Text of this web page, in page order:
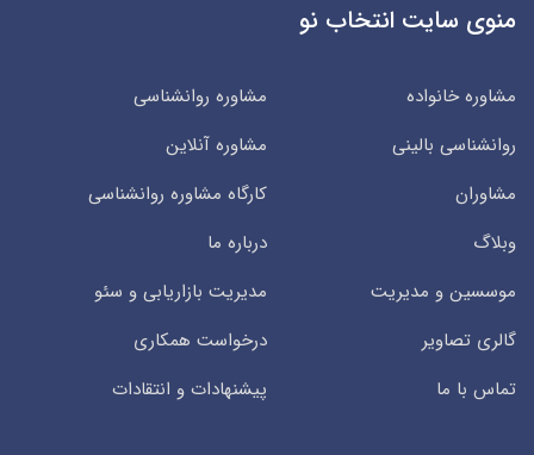
منوی سایت انتخاب نو
مشاوره خانواده
مشاوره روانشناسی
روانشناسی بالینی
مشاوره آنلاین
مشاوران
کارگاه مشاوره روانشناسی
وبلاگ
درباره ما
موسسین و مدیریت
مدیریت بازاریابی و سئو
گالری تصاویر
درخواست همکاری
تماس با ما
پیشنهادات و انتقادات